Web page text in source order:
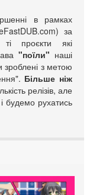
в рамках
за
проєкти які
"поїли" наші
зроблені з метою
Більше ніж
релізів, але
будемо рухатись